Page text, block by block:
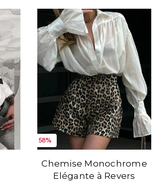
58%
Chemise Monochrome
Elégante à Revers